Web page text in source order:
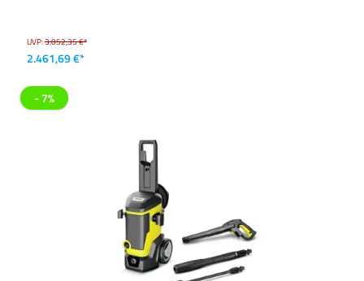
UVP:3.052,35 €*
2.461,69 €*
- 7%